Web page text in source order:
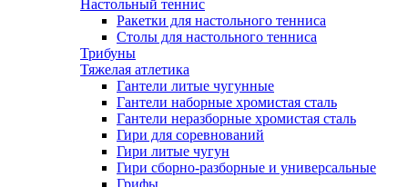
Настольный теннис
Ракетки для настольного тенниса
Столы для настольного тенниса
Трибуны
Тяжелая атлетика
Гантели литые чугунные
Гантели наборные хромистая сталь
Гантели неразборные хромистая сталь
Гири для соревнований
Гири литые чугун
Гири сборно-разборные и универсальные
Грифы